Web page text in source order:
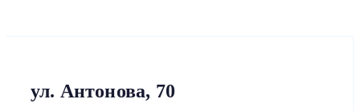
ул. Антонова, 70